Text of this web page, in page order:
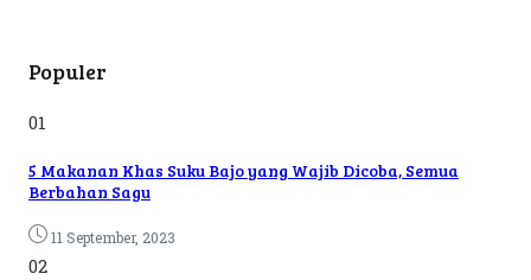
Populer
01
5 Makanan Khas Suku Bajo yang Wajib Dicoba, Semua
Berbahan Sagu
11 September, 2023
02